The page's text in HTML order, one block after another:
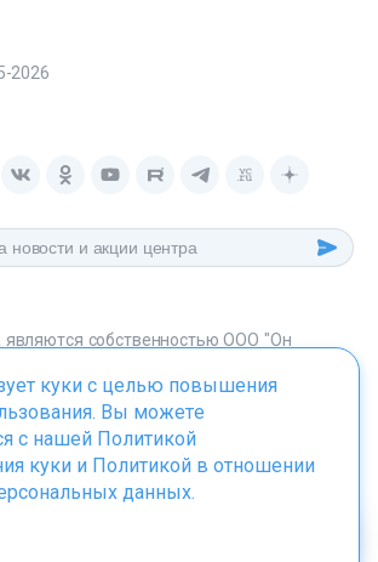
2026
являются собственностью ООО "Он
в соответствии со статьей 1259 ГК. РФ.
НЕОБХОДИМО
СО СПЕЦИАЛИСТОМ
куки с целью повышения
Вы можете
с нашей Политикой
куки и Политикой в отношении
данных.